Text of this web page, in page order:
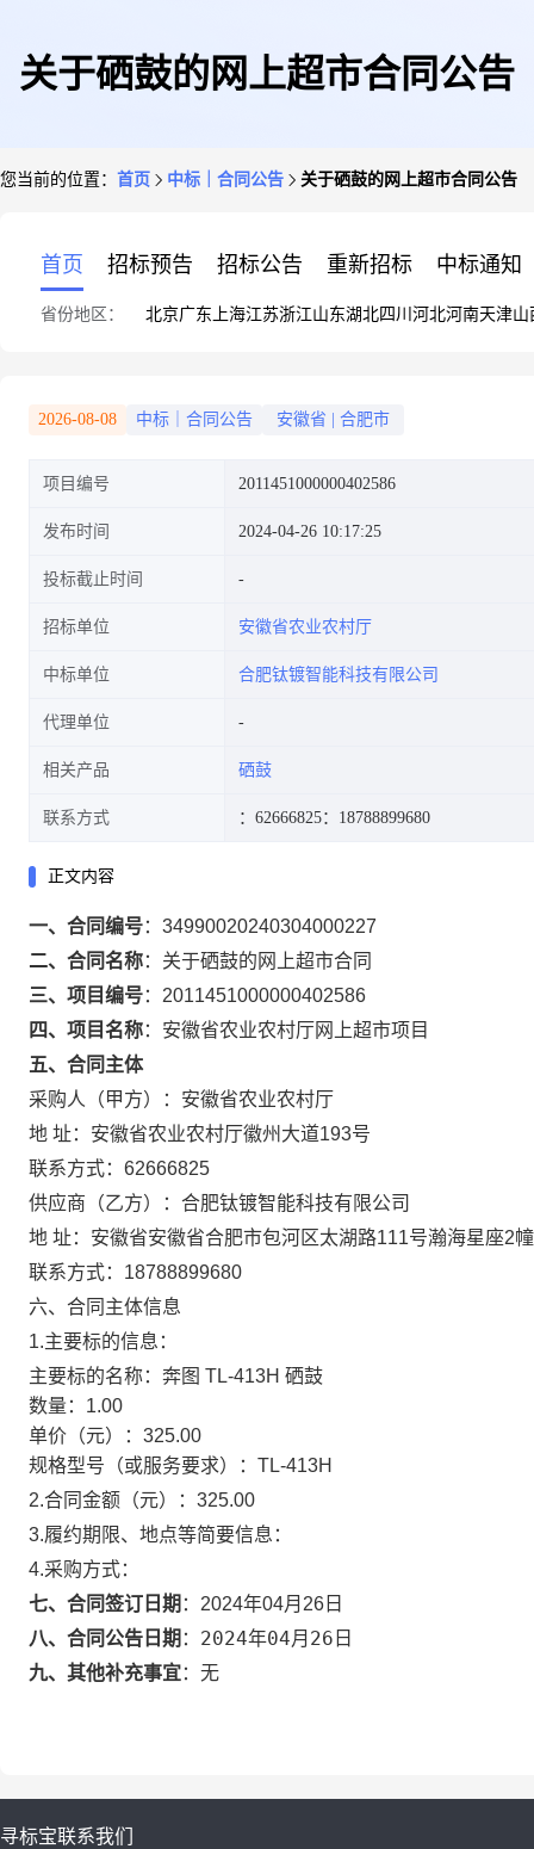
关于硒鼓的网上超市合同公告
您当前的位置： 首页 中标｜合同公告 关于硒鼓的网上超市合同公告
首页 招标预告 招标公告 重新招标 中标通知
省份地区： 北京广东 上海江苏浙江山东湖北四川 河北河南天津山
2026-08-08 中标｜合同公告 安徽省 合肥市
项目编号 2011451000000402586
发布时间 2024-04-26 10:17:25
投标截止时间
招标单位 安徽省农业农村厅
中标单位 合肥钛镀智能科技有限公司
代理单位
相关产品 硒鼓
联系方式 ：62666825：18788899680
正文内容
一、合同编号： 34990020240304000227
二、合同名称： 关于硒鼓的网上超市合同
三、项目编号： 2011451000000402586
四、项目名称： 安徽省农业农村厅网上超市项目
五、合同主体
采购人（甲方）： 安徽省农业农村厅
地 址： 安徽省农业农村厅徽州大道193号
联系方式： 62666825
供应商（乙方）： 合肥钛镀智能科技有限公司
地 址： 安徽省安徽省合肥市包河区太湖路111号瀚海星座2
联系方式： 18788899680
六、合同主体信息
1.主要标的信息：
主要标的名称： 奔图 TL-413H 硒鼓
数量： 1.00
单价（元）： 325.00
规格型号（或服务要求）： TL-413H
2.合同金额（元）： 325.00
3.履约期限、地点等简要信息：
4.采购方式：
七、合同签订日期 ： 2024年04月26日
八、合同公告日期 ： 2024年04月26日
九、其他补充事宜： 无
寻标宝联系我们